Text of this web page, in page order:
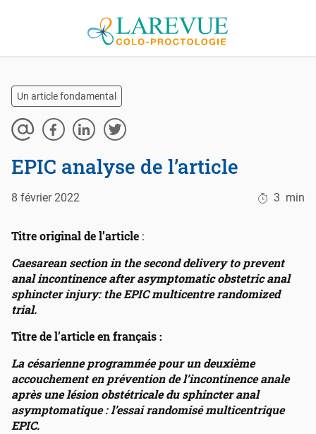
Un article fondamental
EPIC analyse de l’article
8 février 2022 3 min
Titre original de l’article :
Caesarean section in the second delivery to prevent
anal incontinence after asymptomatic obstetric anal
sphincter injury: the EPIC multicentre randomized
trial.
Titre de l’article en français :
La césarienne programmée pour un deuxième
accouchement en prévention de l’incontinence anale
après une lésion obstétricale du sphincter anal
asymptomatique : l’essai randomisé multicentrique
EPIC.